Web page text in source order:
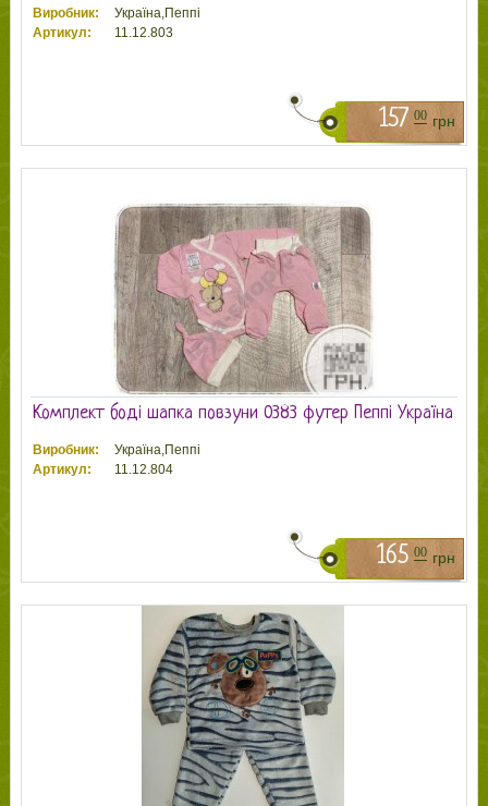
Виробник:
Україна,Пеппі
Артикул:
11.12.803
157 00 грн
Комплект боді шапка повзуни 0383 футер Пеппі Україна
Виробник:
Україна,Пеппі
Артикул:
11.12.804
165 00 грн